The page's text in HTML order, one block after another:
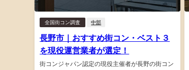
全国街コン調査 中部
長野市｜おすすめ街コン・ベスト３
を現役運営業者が選定！
街コンジャパン認定の現役主催者が長野の街コン